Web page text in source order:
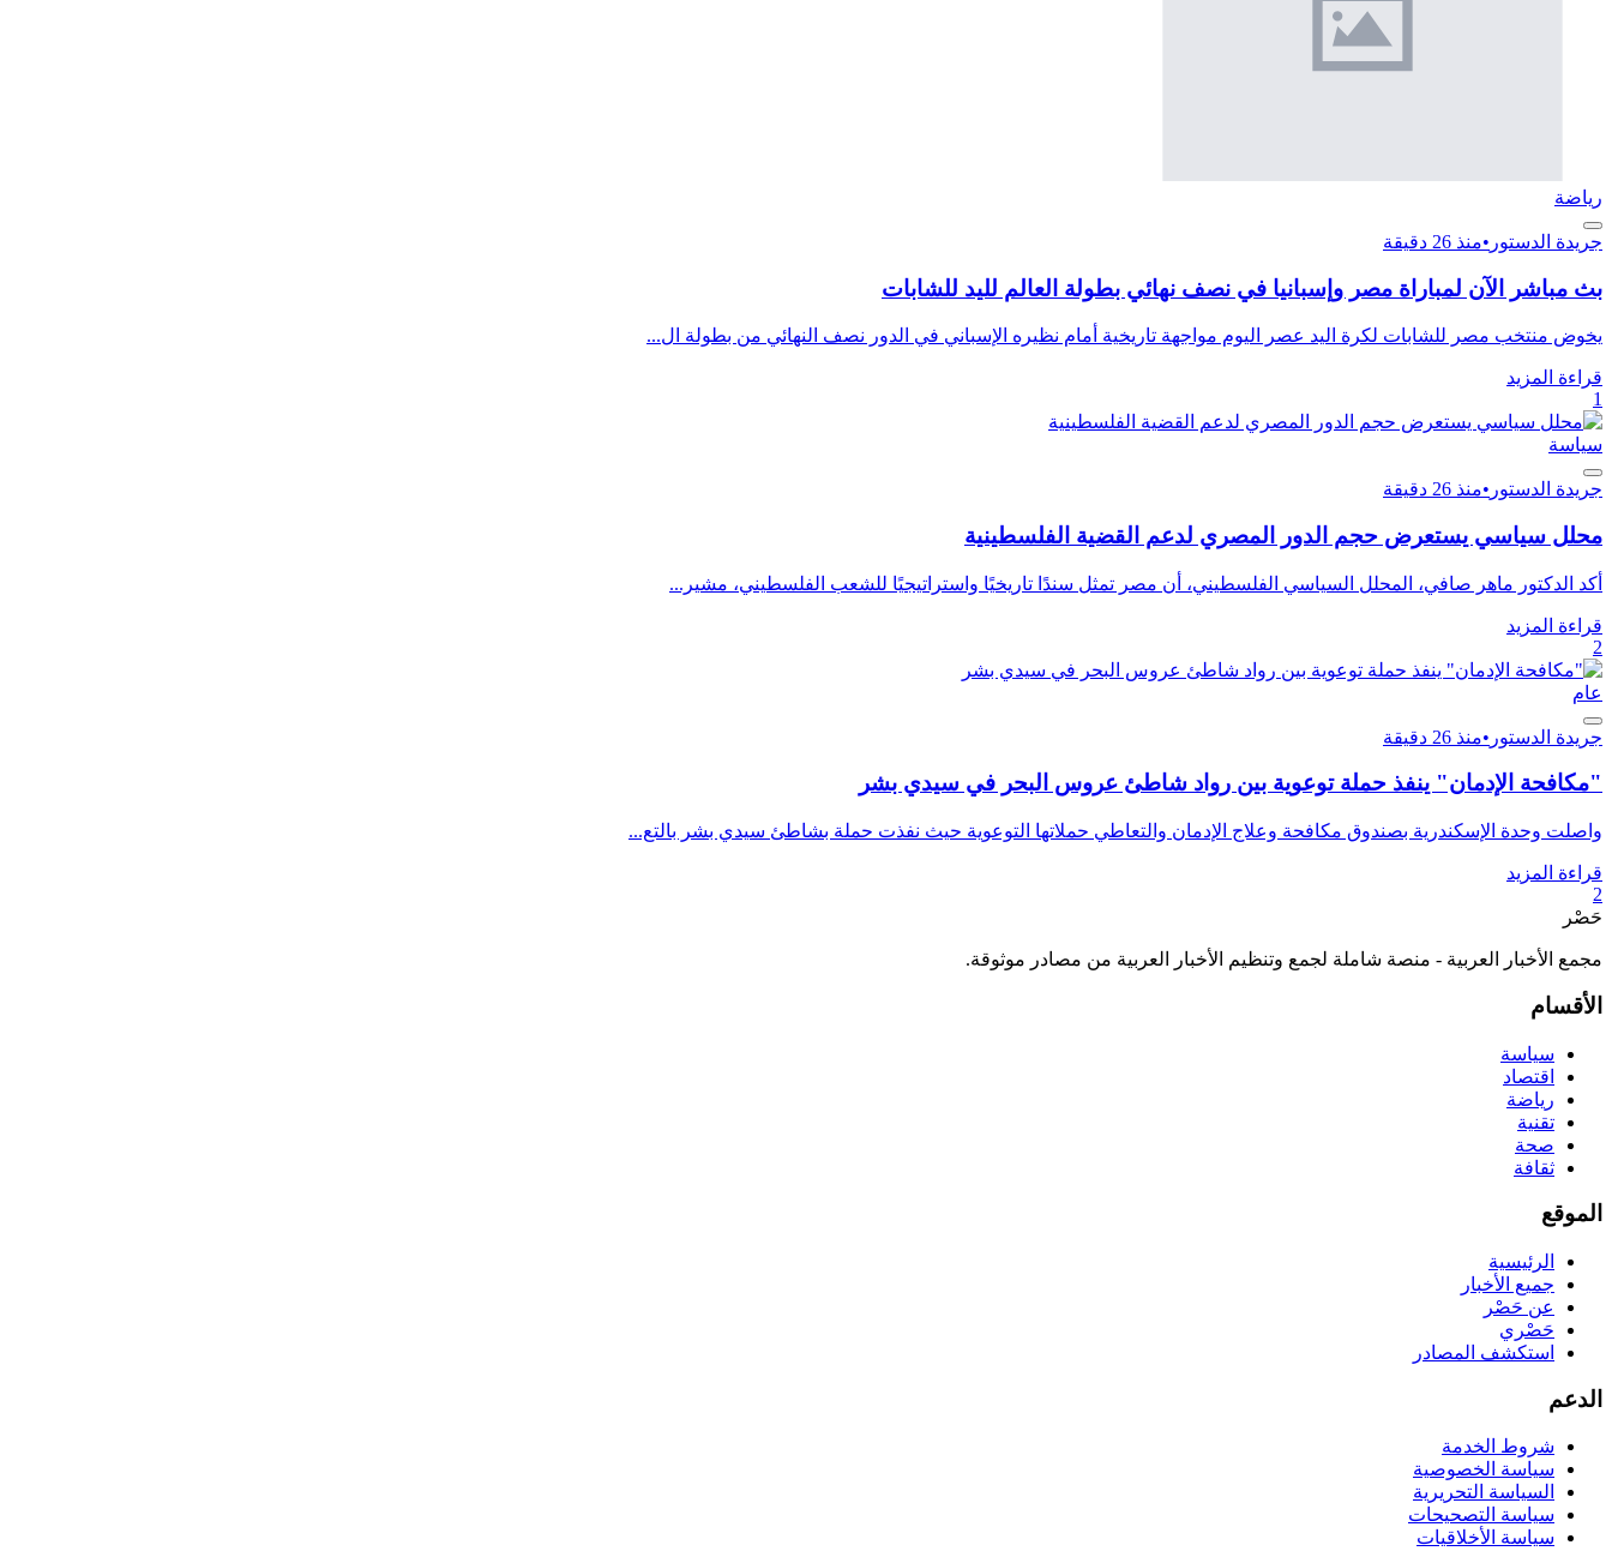
رياضة
جريدة الدستور •منذ 26 دقيقة
بث مباشر الآن لمباراة مصر وإسبانيا في نصف نهائي بطولة العالم لليد للشابات
يخوض منتخب مصر للشابات لكرة اليد عصر اليوم مواجهة تاريخية أمام نظيره الإسباني في الدور نصف النهائي من بطولة ال...
قراءة المزيد
1
سياسة
جريدة الدستور •منذ 26 دقيقة
محلل سياسي يستعرض حجم الدور المصري لدعم القضية الفلسطينية
أكد الدكتور ماهر صافي، المحلل السياسي الفلسطيني، أن مصر تمثل سندًا تاريخيًا واستراتيجيًا للشعب الفلسطيني، مشير...
قراءة المزيد
2
عام
جريدة الدستور •منذ 26 دقيقة
"مكافحة الإدمان" ينفذ حملة توعوية بين رواد شاطئ عروس البحر في سيدي بشر
واصلت وحدة الإسكندرية بصندوق مكافحة وعلاج الإدمان والتعاطي حملاتها التوعوية حيث نفذت حملة بشاطئ سيدي بشر بالتع...
قراءة المزيد
2
حَصْر
مجمع الأخبار العربية - منصة شاملة لجمع وتنظيم الأخبار العربية من مصادر موثوقة.
الأقسام
سياسة
اقتصاد
رياضة
تقنية
صحة
ثقافة
الموقع
الرئيسية
جميع الأخبار
عن حَصْر
حَصْري
استكشف المصادر
الدعم
شروط الخدمة
سياسة الخصوصية
السياسة التحريرية
سياسة التصحيحات
سياسة الأخلاقيات